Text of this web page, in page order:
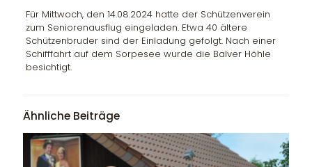
Für Mittwoch, den 14.08.2024 hatte der Schützenverein
zum Seniorenausflug eingeladen. Etwa 40 ältere
Schützenbruder sind der Einladung gefolgt. Nach einer
Schifffahrt auf dem Sorpesee wurde die Balver Höhle
besichtigt.
Ähnliche Beiträge